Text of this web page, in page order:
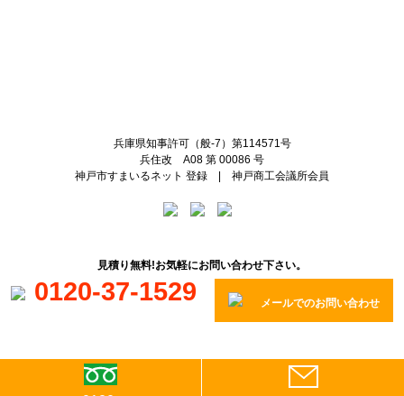
兵庫県知事許可（般-7）第114571号
兵住改 A08 第 00086 号
神戸市すまいるネット 登録 | 神戸商工会議所会員
見積り無料!お気軽にお問い合わせ下さい。
0120-37-1529 メールでのお問い合わせ
copyright(C) KAJIKAWA PAINTER ALL Right Reserved.